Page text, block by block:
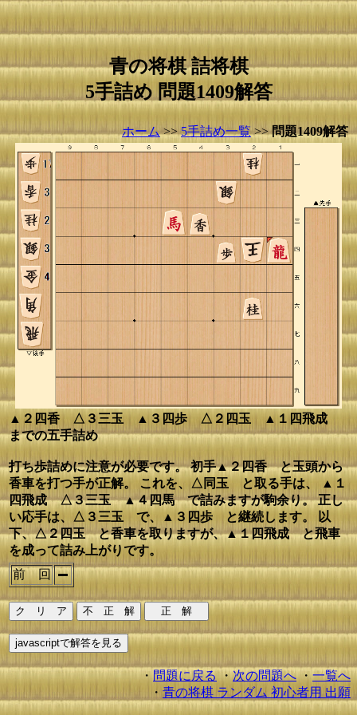
青の将棋 詰将棋
5手詰め 問題1409解答
ホーム>>5手詰め一覧>>問題1409解答
▲２四香 △３三玉 ▲３四歩 △２四玉 ▲１四飛成
までの五手詰め
打ち歩詰めに注意が必要です。 初手▲２四香 と玉頭から
香車を打つ手が正解。 これを、△同玉 と取る手は、 ▲１
四飛成 △３三玉 ▲４四馬 で詰みますが駒余り。 正し
い応手は、△３三玉 で、▲３四歩 と継続します。 以
下、△２四玉 と香車を取りますが、▲１四飛成 と飛車
を成って詰み上がりです。
前 回
・問題に戻る・次の問題へ・一覧へ
・ 青の将棋 ランダム 初心者用 出願